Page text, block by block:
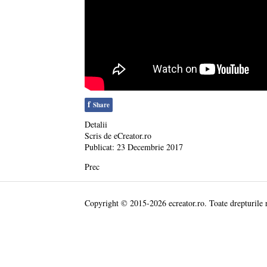
f Share
Detalii
Scris de eCreator.ro
Publicat: 23 Decembrie 2017
Prec
Copyright © 2015-2026 ecreator.ro. Toate drepturile